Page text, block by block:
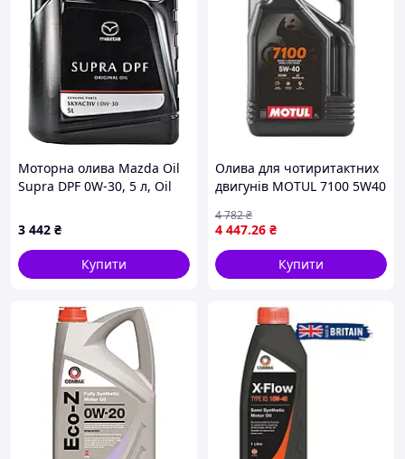
API SG / SH / SJ / SL
Дозволи:
JASO MA2 / MA
Моторна олива Mazda Oil
Supra DPF 0W-30, 5 л, Oil
3 442 ₴
Купити
Олива для чотиритактних
двигунів MOTUL 7100 5W40
Синтетична естерове
MOTUL
4 447.26 ₴
4 782₴
Купити